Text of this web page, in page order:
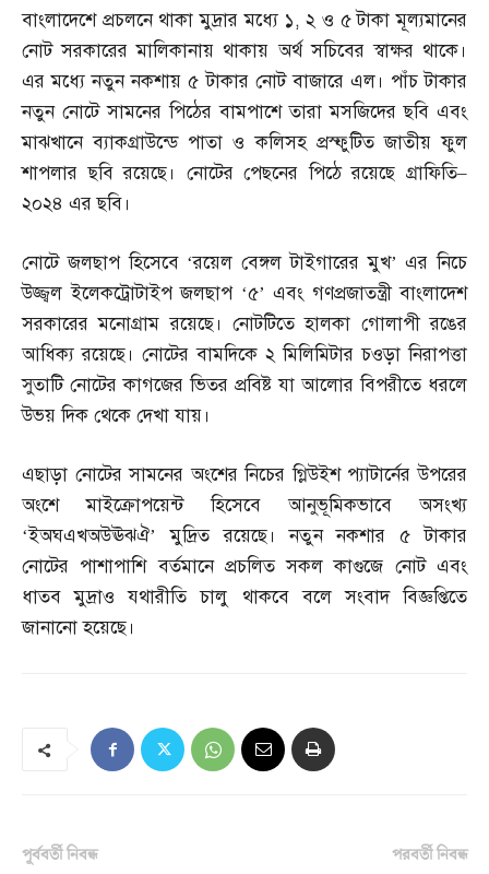
বাংলাদেশে প্রচলনে থাকা মুদ্রার মধ্যে ১,২ ও ৫ টাকা মূল্যমানের
নোট সরকারের মালিকানায় থাকায় অর্থ সচিবের স্বাক্ষর থাকে।
এর মধ্যে নতুন নকশায় ৫ টাকার নোট বাজারে এল। পাঁচ টাকার
নতুন নোটে সামনের পিঠের বামপাশে তারা মসজিদের ছবি এবং
মাঝখানে ব্যাকগ্রাউন্ডে পাতা ও কলিসহ প্রস্ফুটিত জাতীয় ফুল
শাপলার ছবি রয়েছে। নোটের পেছনের পিঠে রয়েছে গ্রাফিতি–
২০২৪ এর ছবি।
নোটে জলছাপ হিসেবে ‘রয়েল বেঙ্গল টাইগারের মুখ’ এর নিচে
উজ্জ্বল ইলেকট্রোটাইপ জলছাপ ‘৫’ এবং গণপ্রজাতন্ত্রী বাংলাদেশ
সরকারের মনোগ্রাম রয়েছে। নোটটিতে হালকা গোলাপী রঙের
আধিক্য রয়েছে। নোটের বামদিকে ২ মিলিমিটার চওড়া নিরাপত্তা
সুতাটি নোটের কাগজের ভিতর প্রবিষ্ট যা আলোর বিপরীতে ধরলে
উভয় দিক থেকে দেখা যায়।
এছাড়া নোটের সামনের অংশের নিচের গ্লিউইশ প্যাটার্নের উপরের
অংশে মাইক্রোপয়েন্ট হিসেবে আনুভূমিকভাবে অসংখ্য
‘ইঅঘএখঅউঊঝঐ’ মুদ্রিত রয়েছে। নতুন নকশার ৫ টাকার
নোটের পাশাপাশি বর্তমানে প্রচলিত সকল কাগুজে নোট এবং
ধাতব মুদ্রাও যথারীতি চালু থাকবে বলে সংবাদ বিজ্ঞপ্তিতে
জানানো হয়েছে।
পূর্ববর্তী নিবন্ধ পরবর্তী নিবন্ধ